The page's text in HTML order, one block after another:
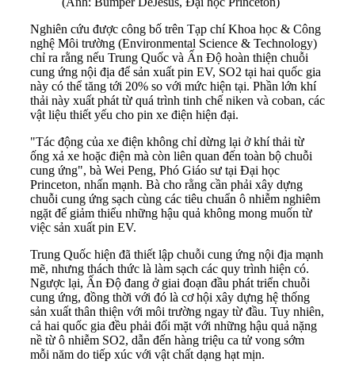
Nghiên cứu được công bố trên Tạp chí Khoa học & Công
nghệ Môi trường (Environmental Science & Technology)
chỉ ra rằng nếu Trung Quốc và Ấn Độ hoàn thiện chuỗi
cung ứng nội địa để sản xuất pin EV, SO2 tại hai quốc gia
này có thể tăng tới 20% so với mức hiện tại. Phần lớn khí
thải này xuất phát từ quá trình tinh chế niken và coban, các
vật liệu thiết yếu cho pin xe điện hiện đại.
"Tác động của xe điện không chỉ dừng lại ở khí thải từ
ống xả xe hoặc điện mà còn liên quan đến toàn bộ chuỗi
cung ứng", bà Wei Peng, Phó Giáo sư tại Đại học
Princeton, nhấn mạnh. Bà cho rằng cần phải xây dựng
chuỗi cung ứng sạch cùng các tiêu chuẩn ô nhiễm nghiêm
ngặt để giảm thiểu những hậu quả không mong muốn từ
việc sản xuất pin EV.
Trung Quốc hiện đã thiết lập chuỗi cung ứng nội địa mạnh
mẽ, nhưng thách thức là làm sạch các quy trình hiện có.
Ngược lại, Ấn Độ đang ở giai đoạn đầu phát triển chuỗi
cung ứng, đồng thời với đó là cơ hội xây dựng hệ thống
sản xuất thân thiện với môi trường ngay từ đầu. Tuy nhiên,
cả hai quốc gia đều phải đối mặt với những hậu quả nặng
nề từ ô nhiễm SO2, dẫn đến hàng triệu ca tử vong sớm
mỗi năm do tiếp xúc với vật chất dạng hạt mịn.